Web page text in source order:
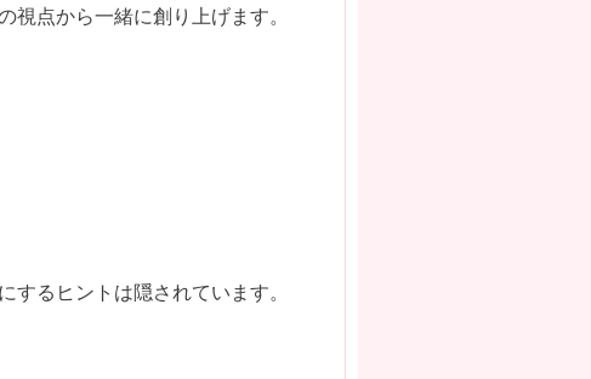
点から一緒に創り上げます。
るヒントは隠されています。